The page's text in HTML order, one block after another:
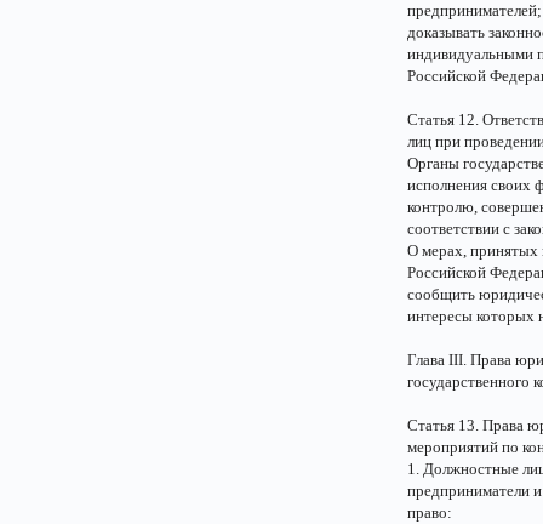
предпринимателей;
доказывать
индивидуальными
Российской
Статья 12.
лиц при
Органы
исполнения своих
контролю,
соответствии с
О мерах, принятых
Российской
сообщить
интересы которых
Глава III. Права
государственного
Статья 13. Права
мероприятий по
1. Должностные
предприниматели
право: